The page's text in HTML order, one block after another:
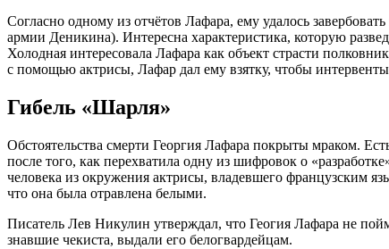
Согласно одному из отчётов Лафара, ему удалось
армии Деникина). Интересна характеристика, которую
Холодная интересовала Лафара как объект страсти
с помощью актрисы, Лафар дал ему взятку, чтобы
Гибель «Шарля»
Обстоятельства смерти Георгия Лафара покрыты мраком.
после того, как перехватила одну из шифровок о
человека из окружения актрисы, владевшего французским
что она была отравлена белыми.
Писатель Лев Никулин утверждал, что Геогия Лафара не
знавшие чекиста, выдали его белогвардейцам.